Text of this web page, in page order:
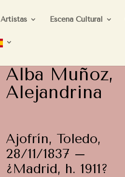
Artistas Escena Cultural
Alba Muñoz,
Alejandrina
Ajofrín, Toledo,
28/11/1837 –
¿Madrid, h. 1911?